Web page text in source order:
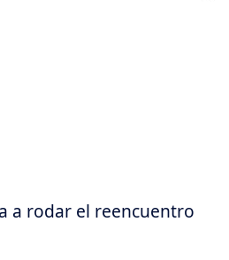
a rodar el reencuentro